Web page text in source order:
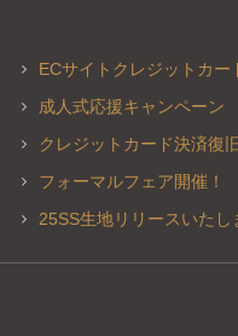
ECサイトクレジットカ
成人式応援キャンペーン
クレジットカード決済復
フォーマルフェア開催！
25SS生地リリースいたし